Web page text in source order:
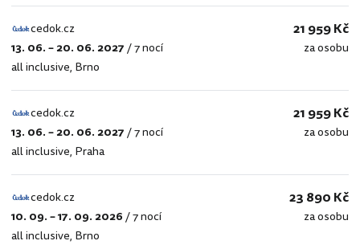
cedok.cz
cedok.cz
13. 06. – 20. 06. 2027/7 nocí
all inclusive, Brno
21 959 Kč
za osobu
cedok.cz
cedok.cz
13. 06. – 20. 06. 2027/7 nocí
all inclusive, Praha
21 959 Kč
za osobu
cedok.cz
cedok.cz
10. 09. – 17. 09. 2026/7 nocí
all inclusive, Brno
23 890 Kč
za osobu